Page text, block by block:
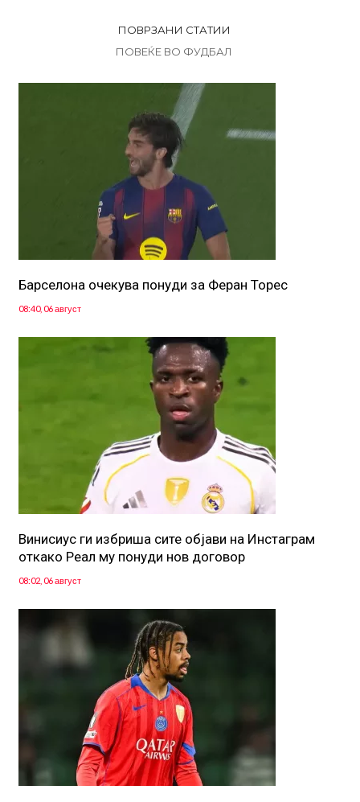
ПОВРЗАНИ СТАТИИ
ПОВЕЌЕ ВО ФУДБАЛ
Барселона очекува понуди за Феран Торес
08:40, 06 август
Винисиус ги избриша сите објави на Инстаграм
откако Реал му понуди нов договор
08:02, 06 август